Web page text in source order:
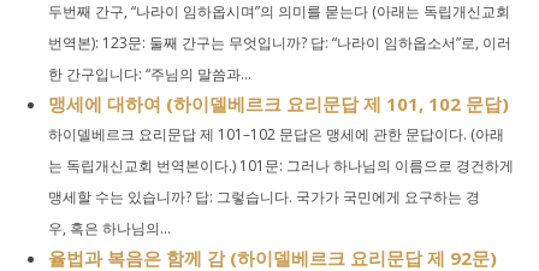
두번째 간구, “나라이 임하옵시며”의 의미를 묻는다 (아래는 독립개신교회
번역본): 123문: 둘째 간구는 무엇입니까? 답: “나라이 임하옵소서”로, 이러
한 간구입니다: “주님의 말씀과...
맹세에 대하여 (하이델베르크 요리문답 제 101, 102 문답)
하이델베르크 요리문답 제 101–102 문답은 맹세에 관한 문답이다. (아래
는 독립개신교회 번역본이다.) 101문: 그러나 하나님의 이름으로 경건하게
맹세할 수는 있습니까? 답: 그렇습니다. 국가가 국민에게 요구하는 경
우, 혹은 하나님의...
율법과 복음은 함께 감 (하이델베르크 요리문답 제 92문)